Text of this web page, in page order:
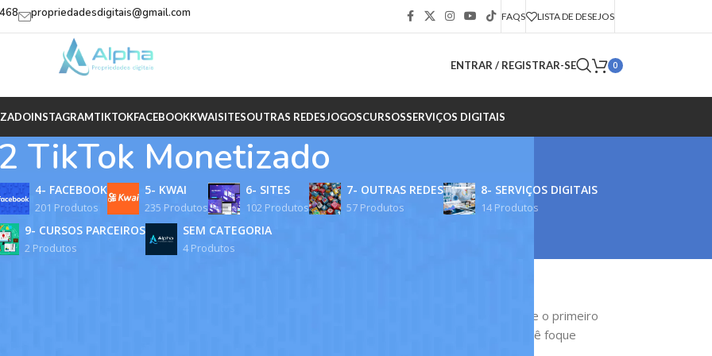
propriedadesdigitais@gmail.com FAQS LISTA DE DESEJOS
ENTRAR / REGISTRAR-SE 0
INSTAGRAMTIKTOKFACEBOOKKWAISITESOUTRAS REDESJOGOSCURSOSSERVIÇOS DIGITAIS
TikTok Monetizado
4- FACEBOOK
201 Produtos
5- KWAI
235 Produtos
6- SITES
102 Produtos
7- OUTRAS REDES
57 Produtos
8- SERVIÇOS DIGITAIS
14 Produtos
9- CURSOS PARCEIROS
2 Produtos
SEM CATEGORIA
4 Produtos
TikTok já habilitado para o Programa de Criatividade e comece a rentabilizar seu conteúdo desde o primeiro
contas que já atingiram os requisitos de seguidores e visualizações, permitindo que você foque